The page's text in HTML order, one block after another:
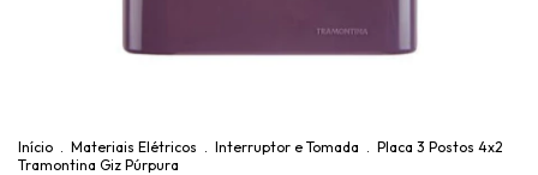
Início . Materiais Elétricos . Interruptor e Tomada . Placa 3 Postos 4x2
Tramontina Giz Púrpura